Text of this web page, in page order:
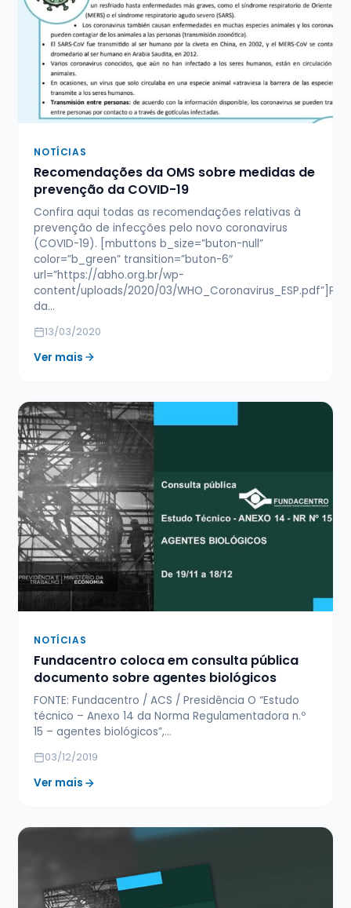
NOTÍCIAS
Recomendações da OMS sobre medidas de
prevenção da COVID-19
Confira aqui todas as recomendações relativas à
prevenção de infecções pelo novo coronavirus
(COVID-19). [mbuttons b_size=”buton-null”
color=”b_green” transition=”buton-6″
url=”https://abho.org.br/wp-
content/uploads/2020/03/
da…
13/03/2020
Ver mais
NOTÍCIAS
Fundacentro coloca em consulta pública
documento sobre agentes biológicos
FONTE: Fundacentro / ACS / Presidência O “Estudo
técnico – Anexo 14 da Norma Regulamentadora n.º
15 – agentes biológicos”,…
03/12/2019
Ver mais